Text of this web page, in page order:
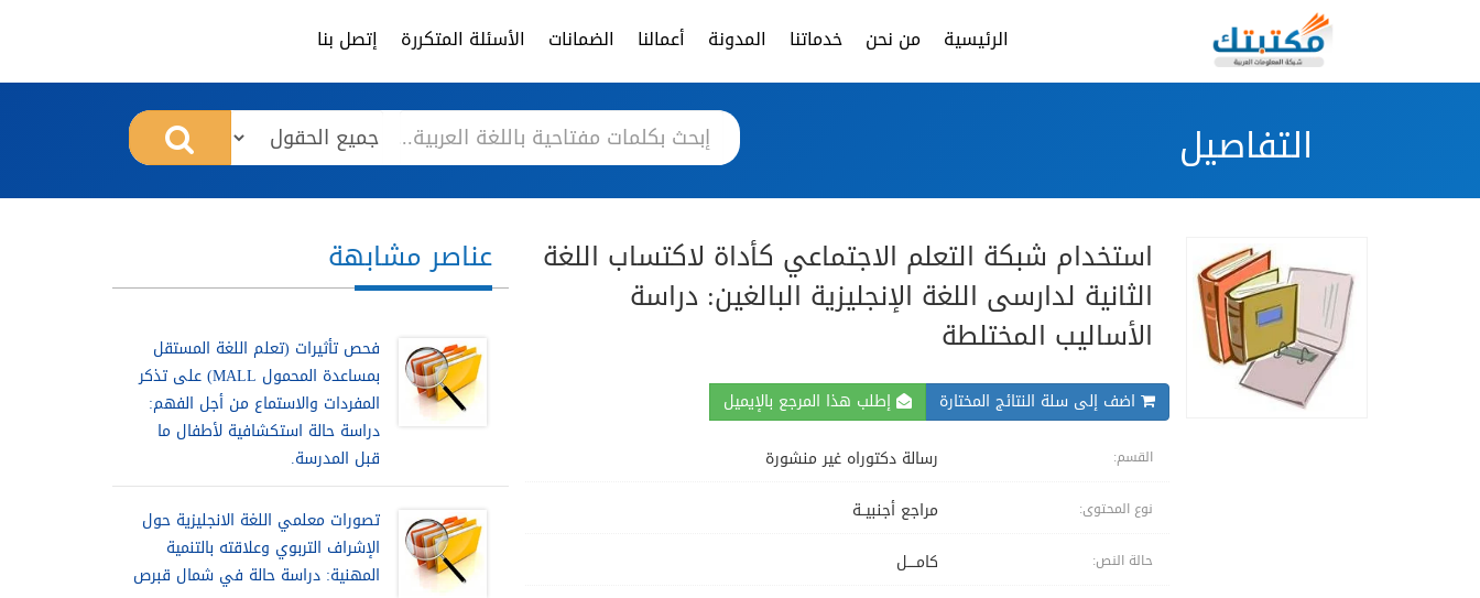
الرئيسية من نحن خدماتنا المدونة أعمالنا الضمانات الأسئلة المتكررة إتصل بنا
التفاصيل
استخدام شبكة التعلم الاجتماعي كأداة لاكتساب اللغة
الثانية لدارسى اللغة الإنجليزية البالغين: دراسة
الأساليب المختلطة
اضف إلى سلة النتائج المختارة إطلب هذا المرجع بالإيميل
القسم: رسالة دكتوراه غير منشورة
نوع المحتوى: مراجع أجنبيــة
حالة النص: كامــــل
عناصر مشابهة
فحص تأثيرات (تعلم اللغة المستقل
بمساعدة المحمول MALL) على تذكر
المفردات والاستماع من أجل الفهم:
دراسة حالة استكشافية لأطفال ما
قبل المدرسة.
تصورات معلمي اللغة الانجليزية حول
الإشراف التربوي وعلاقته بالتنمية
المهنية: دراسة حالة في شمال قبرص